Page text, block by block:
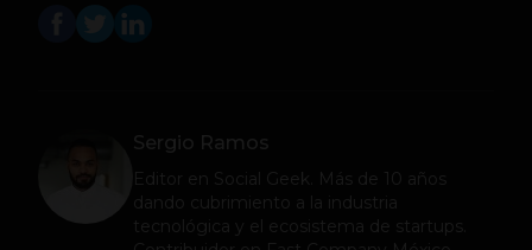
Sergio Ramos
Editor en Social Geek
. Más de 10 años
dando cubrimiento a la industria
tecnológica y el ecosistema de startups.